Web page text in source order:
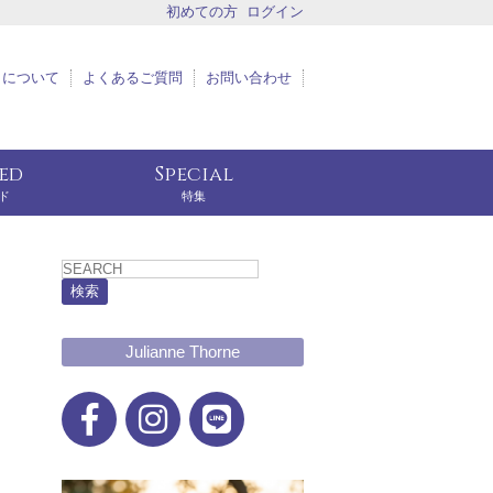
初めての方 ログイン
ついて よくあるご質問 お問い合わせ
Special
特集
検索
Julianne Thorne